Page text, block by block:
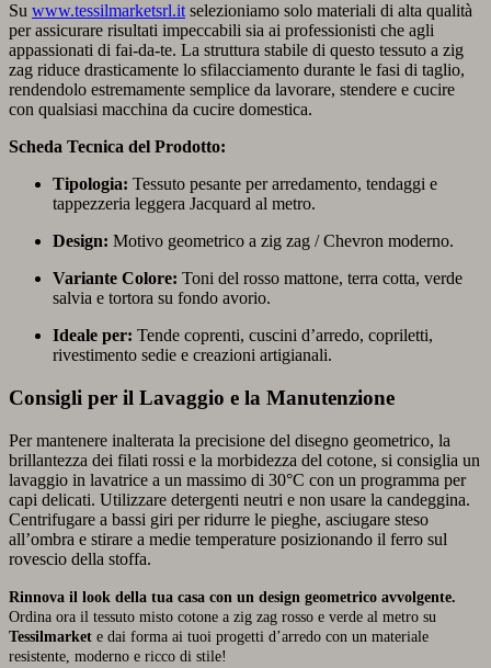
Su www.tessilmarketsrl.it selezioniamo solo materiali di alta qualità
per assicurare risultati impeccabili sia ai professionisti che agli
appassionati di fai-da-te. La struttura stabile di questo tessuto a zig
zag riduce drasticamente lo sfilacciamento durante le fasi di taglio,
rendendolo estremamente semplice da lavorare, stendere e cucire
con qualsiasi macchina da cucire domestica.
Scheda Tecnica del Prodotto:
Tipologia: Tessuto pesante per arredamento, tendaggi e
tappezzeria leggera Jacquard al metro.
Design: Motivo geometrico a zig zag / Chevron moderno.
Variante Colore: Toni del rosso mattone, terra cotta, verde
salvia e tortora su fondo avorio.
Ideale per: Tende coprenti, cuscini d’arredo, copriletti,
rivestimento sedie e creazioni artigianali.
Consigli per il Lavaggio e la Manutenzione
Per mantenere inalterata la precisione del disegno geometrico, la
brillantezza dei filati rossi e la morbidezza del cotone, si consiglia un
lavaggio in lavatrice a un massimo di 30°C con un programma per
capi delicati. Utilizzare detergenti neutri e non usare la candeggina.
Centrifugare a bassi giri per ridurre le pieghe, asciugare steso
all’ombra e stirare a medie temperature posizionando il ferro sul
rovescio della stoffa.
Rinnova il look della tua casa con un design geometrico avvolgente.
Ordina ora il tessuto misto cotone a zig zag rosso e verde al metro su
Tessilmarket e dai forma ai tuoi progetti d’arredo con un materiale
resistente, moderno e ricco di stile!